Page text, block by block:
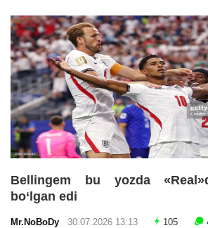
Bellingem bu yozda
bo‘lgan edi
Mr.NoBoDy 30.07.2026 13:13 105